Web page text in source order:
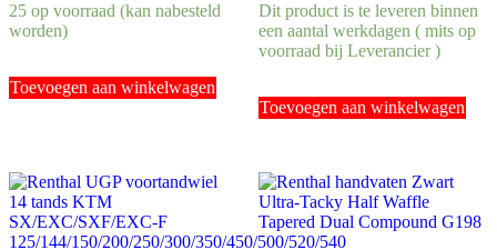
25 op voorraad (kan nabesteld
worden)
Toevoegen aan winkelwagen
Dit product is te leveren binnen
een aantal werkdagen ( mits op
voorraad bij Leverancier )
Toevoegen aan winkelwagen